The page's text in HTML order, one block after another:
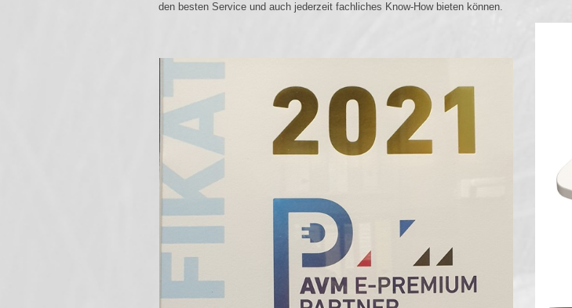
den besten Service und auch jederzeit fachliches Know-How bieten können.